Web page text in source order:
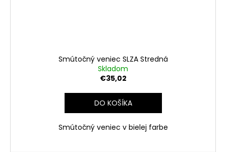
Smútočný veniec SLZA Stredná
Skladom
€35,02
DO KOŠÍKA
Smútočný veniec v bielej farbe